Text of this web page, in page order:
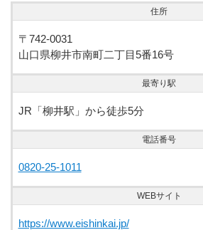
住所
〒742-0031
山口県柳井市南町二丁目5番16号
最寄り駅
JR「柳井駅」から徒歩5分
電話番号
0820-25-1011
WEBサイト
https://www.eishinkai.jp/